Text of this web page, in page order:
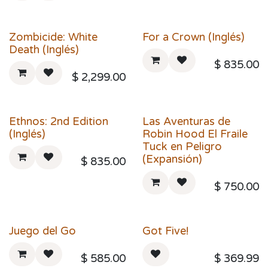
Zombicide: White
Death (Inglés)
$ 2,299.00
For a Crown (Inglés)
$ 835.00
Ethnos: 2nd Edition
(Inglés)
$ 835.00
Las Aventuras de
Robin Hood El Fraile
Tuck en Peligro
(Expansión)
$ 750.00
Juego del Go
$ 585.00
Got Five!
$ 369.99